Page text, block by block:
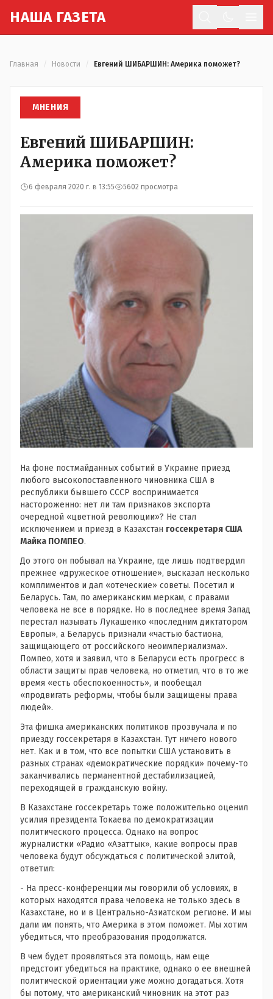
НАША ГАЗЕТА
Главная Новости Евгений ШИБАРШИН: Америка поможет?
МНЕНИЯ
Евгений ШИБАРШИН:
Америка поможет?
6 февраля 2020 г. в 13:55 5602 просмотра
На фоне постмайданных событий в Украине приезд
любого высокопоставленного чиновника США в
республики бывшего СССР воспринимается
настороженно: нет ли там признаков экспорта
очередной «цветной революции»? Не стал
исключением и приезд в Казахстан госсекретаря США
Майка ПОМПЕО.
До этого он побывал на Украине, где лишь подтвердил
прежнее «дружеское отношение», высказал несколько
комплиментов и дал «отеческие» советы. Посетил и
Беларусь. Там, по американским меркам, с правами
человека не все в порядке. Но в последнее время Запад
перестал называть Лукашенко «последним диктатором
Европы», а Беларусь признали «частью бастиона,
защищающего от российского неоимпериализма».
Помпео, хотя и заявил, что в Беларуси есть прогресс в
области защиты прав человека, но отметил, что в то же
время «есть обеспокоенность», и пообещал
«продвигать реформы, чтобы были защищены права
людей».
Эта фишка американских политиков прозвучала и по
приезду госсекретаря в Казахстан. Тут ничего нового
нет. Как и в том, что все попытки США установить в
разных странах «демократические порядки» почему-то
заканчивались перманентной дестабилизацией,
переходящей в гражданскую войну.
В Казахстане госсекретарь тоже положительно оценил
усилия президента Токаева по демократизации
политического процесса. Однако на вопрос
журналистки «Радио «Азаттык», какие вопросы прав
человека будут обсуждаться с политической элитой,
ответил:
- На пресс-конференции мы говорили об условиях, в
которых находятся права человека не только здесь в
Казахстане, но и в Центрально-Азиатском регионе. И мы
дали им понять, что Америка в этом поможет. Мы хотим
убедиться, что преобразования продолжатся.
В чем будет проявляться эта помощь, нам еще
предстоит убедиться на практике, однако о ее внешней
политической ориентации уже можно догадаться. Хотя
бы потому, что американский чиновник на этот раз